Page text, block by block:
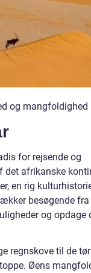
og mangfoldighed
for rejsende og
det afrikanske
en rig
besøgende fra
og opdage
regnskove til de
Øens